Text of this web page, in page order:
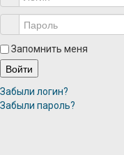
Запомнить меня
Войти
Забыли логин?
Забыли пароль?